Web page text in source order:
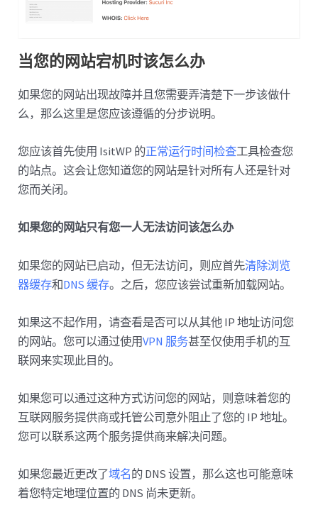
当您的网站宕机时该怎么办
如果您的网站出现故障并且您需要弄清楚下一步该做什
么，那么这里是您应该遵循的分步说明。
您应该首先使用 IsitWP 的正常运行时间检查工具检查您
的站点。这会让您知道您的网站是针对所有人还是针对
您而关闭。
如果您的网站只有您一人无法访问该怎么办
如果您的网站已启动，但无法访问，则应首先清除浏览
器缓存和DNS 缓存。之后，您应该尝试重新加载网站。
如果这不起作用，请查看是否可以从其他 IP 地址访问您
的网站。您可以通过使用VPN 服务甚至仅使用手机的互
联网来实现此目的。
如果您可以通过这种方式访问​​您的网站，则意味着您的
互联网服务提供商或托管公司意外阻止了您的 IP 地址。
您可以联系这两个服务提供商来解决问题。
如果您最近更改了域名的 DNS 设置，那么这也可能意味
着您特定地理位置的 DNS 尚未更新。